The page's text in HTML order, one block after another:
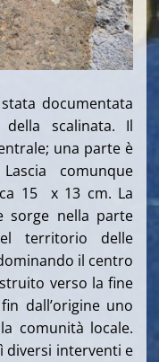
documentata
scalinata. Il
una parte è
comunque
15 x 13 cm. La
sorge nella parte
territorio delle
il centro
verso la fine
dall’origine uno
comunità locale.
diversi interventi e